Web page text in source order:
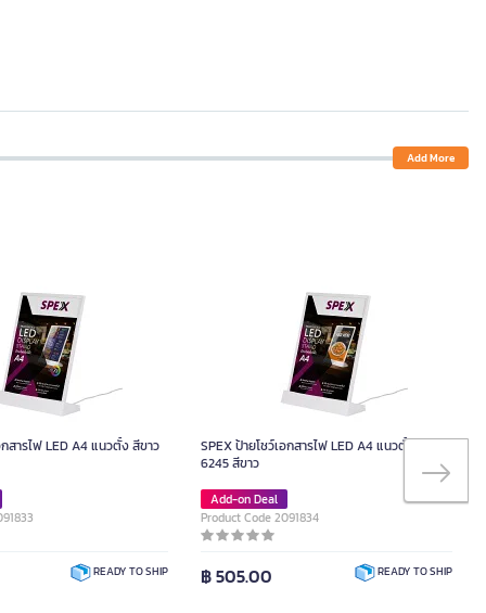
Add More
กสารไฟ LED A4 แนวตั้ง สีขาว
READY TO SHIP
SPEX ป้ายโชว์เอกสารไฟ LED A4 แนวตั้ง รุ่น
6245 สีขาว
Add-on Deal
Product Code 2091834
฿ 505.00 READY TO SHIP